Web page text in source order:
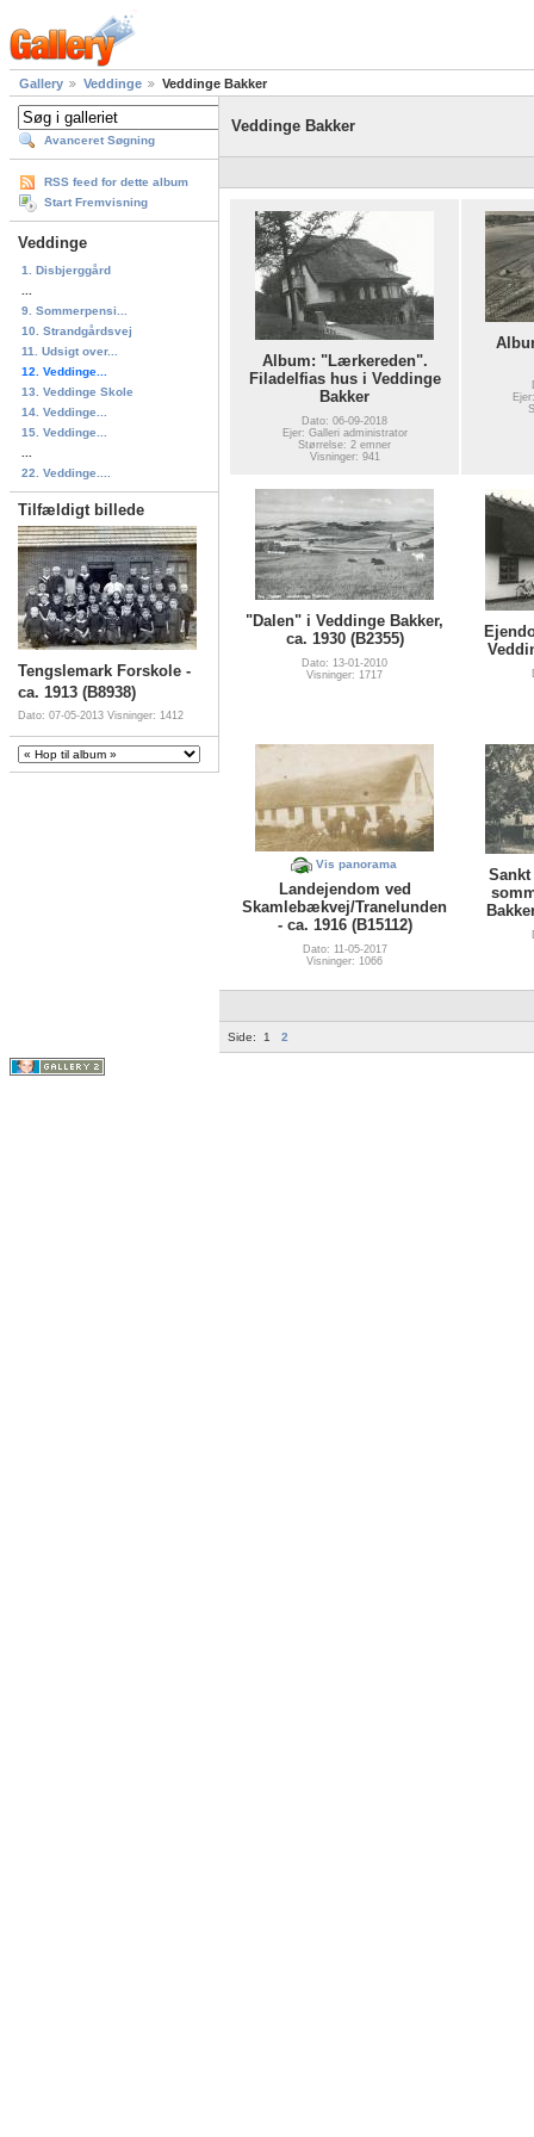
Gallery Veddinge Veddinge Bakker
Avanceret Søgning
RSS feed for dette album
Start Fremvisning
Veddinge
1. Disbjerggård
9. Sommerpensi...
10. Strandgårdsvej
11. Udsigt over...
12. Veddinge...
13. Veddinge Skole
14. Veddinge...
15. Veddinge...
22. Veddinge....
Tilfældigt billede
Tengslemark Forskole -
ca. 1913 (B8938)
Dato: 07-05-2013 Visninger: 1412
Veddinge Bakker
Album: "Lærkereden".
Filadelfias hus i Veddinge
Bakker
Dato: 06-09-2018
Ejer: Galleri administrator
Størrelse: 2 emner
Visninger: 941
"Dalen" i Veddinge Bakker,
ca. 1930 (B2355)
Dato: 13-01-2010
Visninger: 1717
Vis panorama
Landejendom ved
Skamlebækvej/Tranelunden
- ca. 1916 (B15112)
Dato: 11-05-2017
Visninger: 1066
Side: 1 2